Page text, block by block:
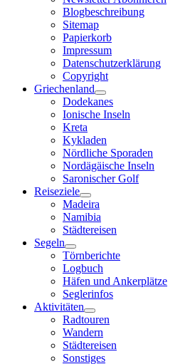
Blogbeschreibung
Sitemap
Papierkorb
Impressum
Datenschutzerklärung
Copyright
Griechenland
Dodekanes
Ionische Inseln
Kreta
Kykladen
Nördliche Sporaden
Nordägäische Inseln
Saronischer Golf
Reiseziele
Madeira
Namibia
Städtereisen
Segeln
Törnberichte
Logbuch
Häfen und Ankerplätze
Seglerinfos
Aktivitäten
Radtouren
Wandern
Städtereisen
Sonstiges